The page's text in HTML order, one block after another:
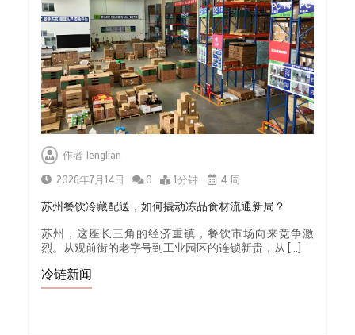
作者 lenglian
2026年7月14日
0 1分钟 4 周
苏州餐饮冷藏配送，如何撬动冻品食材流通新局？
苏州，这座长三角的经济重镇，餐饮市场向来竞争激
烈。从观前街的老字号到工业园区的连锁新贵，从 […]
冷链新闻